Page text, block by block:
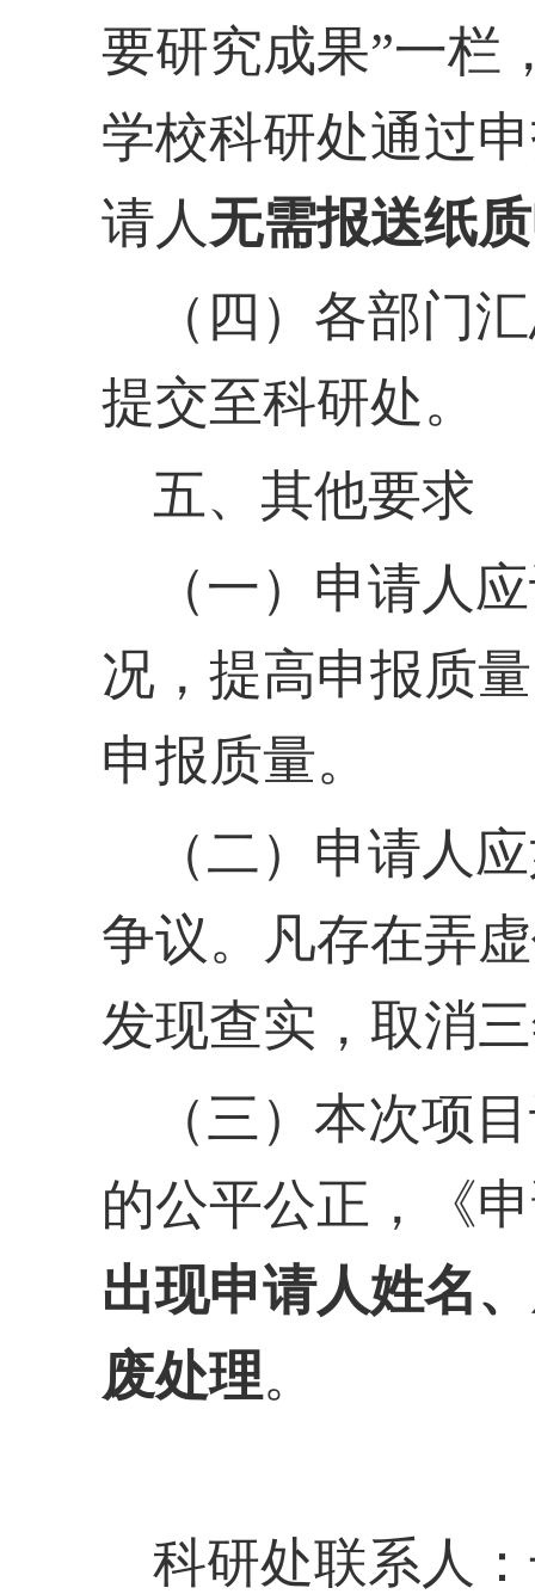
要研究成果”一栏
学校科研处通过
请人无需报送纸
（四）各部门
提交至科研处。
五、其他要求
（一）申请人
况，提高申报质
申报质量。
（二）申请人
争议。凡存在弄
发现查实，取消
（三）本次项
的公平公正，《
出现申请人姓名
废处理。
科研处联系人